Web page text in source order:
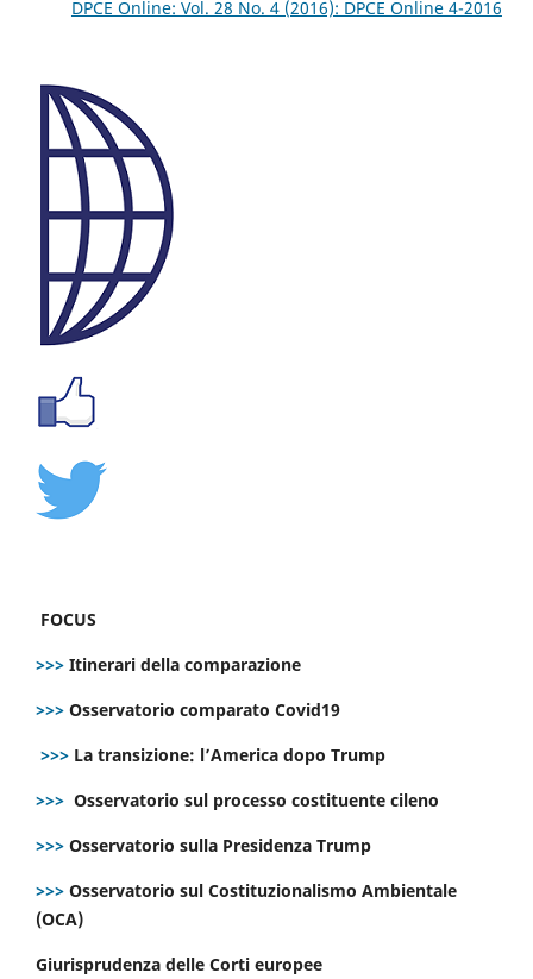
DPCE Online: Vol. 28 No. 4 (2016): DPCE Online 4-2016
FOCUS
>>> Itinerari della comparazione
>>> Osservatorio comparato Covid19
>>> La transizione: l’America dopo Trump
>>> Osservatorio sul processo costituente cileno
>>> Osservatorio sulla Presidenza Trump
>>> Osservatorio sul Costituzionalismo Ambientale
(OCA)
Giurisprudenza delle Corti europee